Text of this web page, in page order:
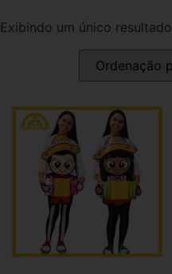
Exibindo um único resultado